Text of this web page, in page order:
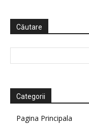
Căutare
Categorii
Pagina Principala